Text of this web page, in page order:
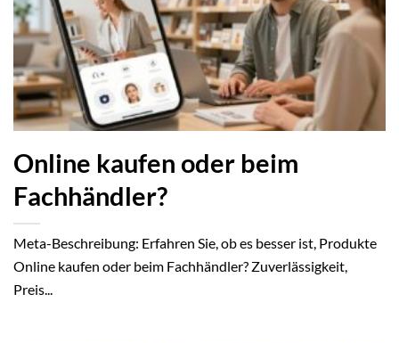
Online kaufen oder beim
Fachhändler?
Meta-Beschreibung: Erfahren Sie, ob es besser ist, Produkte
Online kaufen oder beim Fachhändler? Zuverlässigkeit,
Preis...